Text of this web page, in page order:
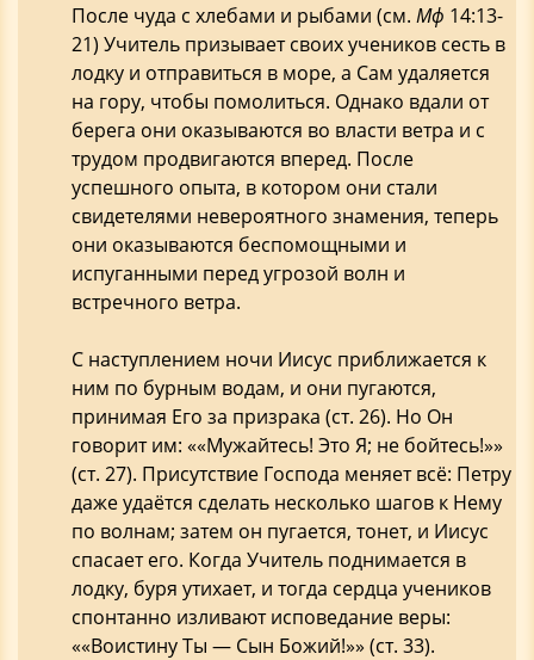
После чуда с хлебами и рыбами (см. Мф 14:13-
21) Учитель призывает своих учеников сесть в
лодку и отправиться в море, а Сам удаляется
на гору, чтобы помолиться. Однако вдали от
берега они оказываются во власти ветра и с
трудом продвигаются вперед. После
успешного опыта, в котором они стали
свидетелями невероятного знамения, теперь
они оказываются беспомощными и
испуганными перед угрозой волн и
встречного ветра.
С наступлением ночи Иисус приближается к
ним по бурным водам, и они пугаются,
принимая Его за призрака (ст. 26). Но Он
говорит им: ««Мужайтесь! Это Я; не бойтесь!»»
(ст. 27). Присутствие Господа меняет всё: Петру
даже удаётся сделать несколько шагов к Нему
по волнам; затем он пугается, тонет, и Иисус
спасает его. Когда Учитель поднимается в
лодку, буря утихает, и тогда сердца учеников
спонтанно изливают исповедание веры:
««Воистину Ты — Сын Божий!»» (ст. 33).